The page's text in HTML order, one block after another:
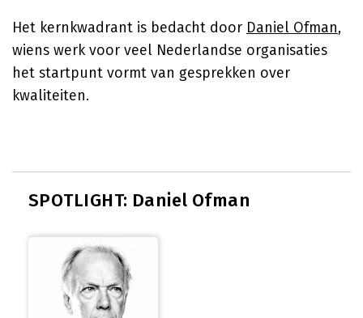
Het kernkwadrant is bedacht door Daniel Ofman,
wiens werk voor veel Nederlandse organisaties
het startpunt vormt van gesprekken over
kwaliteiten.
SPOTLIGHT: Daniel Ofman